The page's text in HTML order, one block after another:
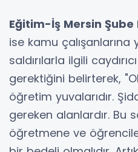
Eğitim-İş Mersin Şube
ise kamu çalışanlarına
saldırılarla ilgili
gerektiğini belirterek,
öğretim yuvalarıdır.
gereken alanlardır. Bu
öğretmene ve